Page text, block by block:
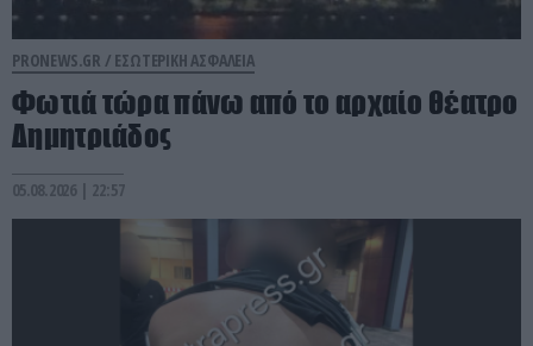
PRONEWS.GR / ΕΣΩΤΕΡΙΚΗ ΑΣΦΑΛΕΙΑ
Φωτιά τώρα πάνω από το αρχαίο θέατρο
Δημητριάδος
05.08.2026 | 22:57